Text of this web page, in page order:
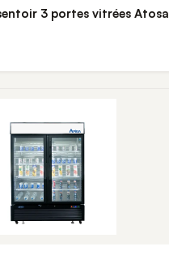
3 portes vitrées Atosa